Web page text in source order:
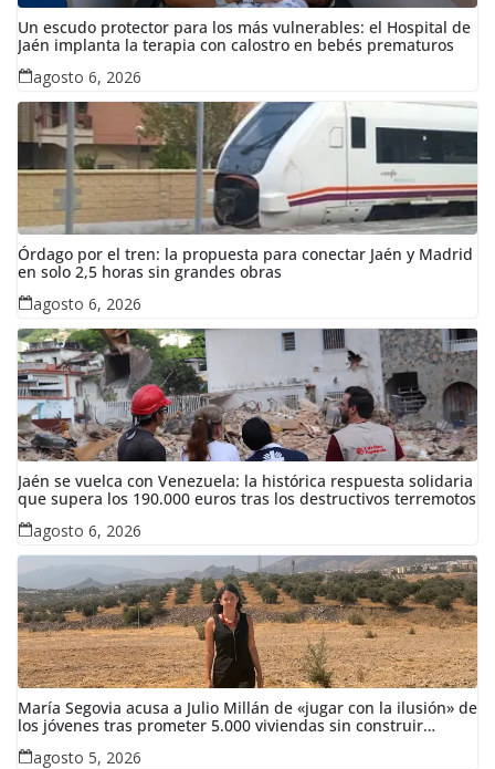
Un escudo protector para los más vulnerables: el Hospital de
Jaén implanta la terapia con calostro en bebés prematuros
agosto 6, 2026
Órdago por el tren: la propuesta para conectar Jaén y Madrid
en solo 2,5 horas sin grandes obras
agosto 6, 2026
Jaén se vuelca con Venezuela: la histórica respuesta solidaria
que supera los 190.000 euros tras los destructivos terremotos
agosto 6, 2026
María Segovia acusa a Julio Millán de «jugar con la ilusión» de
los jóvenes tras prometer 5.000 viviendas sin construir
ninguna en siete años
agosto 5, 2026